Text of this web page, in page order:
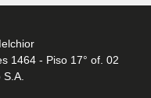
1464 - Piso 17° of. 02
S.A.